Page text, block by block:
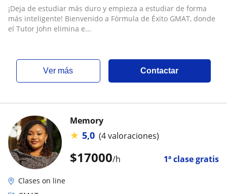
¡Deja de estudiar más duro y empieza a estudiar de forma
más inteligente! Bienvenido a Fórmula de Éxito GMAT, donde
el Tutor John elimina e...
ver más Contactar
$17000/h 1ª clase gratis
Memory
★ 5,0 (4 valoraciones)
Clases on line